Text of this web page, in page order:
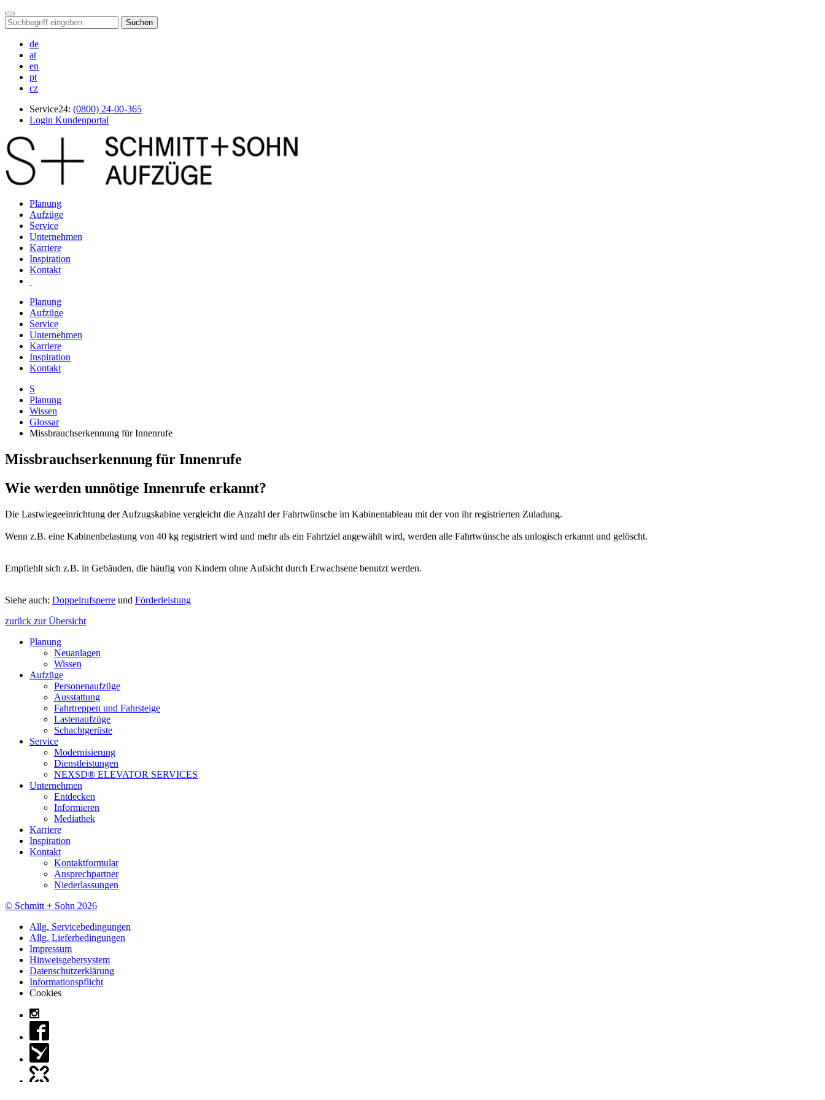
Suchen
de
at
en
pt
cz
Service24: (0800) 24-00-365
Login Kundenportal
Planung
Aufzüge
Service
Unternehmen
Karriere
Inspiration
Kontakt
Planung
Aufzüge
Service
Unternehmen
Karriere
Inspiration
Kontakt
S
Planung
Wissen
Glossar
Missbrauchserkennung für Innenrufe
Missbrauchserkennung für Innenrufe
Wie werden unnötige Innenrufe erkannt?
Die Lastwiegeeinrichtung der Aufzugskabine vergleicht die Anzahl der Fahrtwünsche im Kabinentableau mit der von ihr registrierten Zuladung.
Wenn z.B. eine Kabinenbelastung von 40 kg registriert wird und mehr als ein Fahrtziel angewählt wird, werden alle Fahrtwünsche als unlogisch erkannt und gelöscht.
Empfiehlt sich z.B. in Gebäuden, die häufig von Kindern ohne Aufsicht durch Erwachsene benutzt werden.
Siehe auch: Doppelrufsperre und Förderleistung
zurück zur Übersicht
Planung
Neuanlagen
Wissen
Aufzüge
Personenaufzüge
Ausstattung
Fahrtreppen und Fahrsteige
Lastenaufzüge
Schachtgerüste
Service
Modernisierung
Dienstleistungen
NEXSD® ELEVATOR SERVICES
Unternehmen
Entdecken
Informieren
Mediathek
Karriere
Inspiration
Kontakt
Kontaktformular
Ansprechpartner
Niederlassungen
© Schmitt + Sohn 2026
Allg. Servicebedingungen
Allg. Lieferbedingungen
Impressum
Hinweisgebersystem
Datenschutzerklärung
Informationspflicht
Cookies